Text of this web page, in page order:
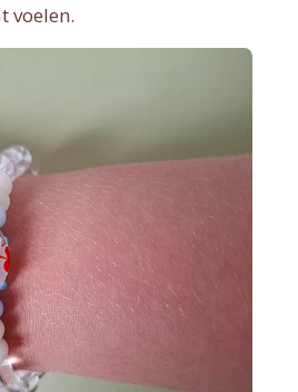
voelen.